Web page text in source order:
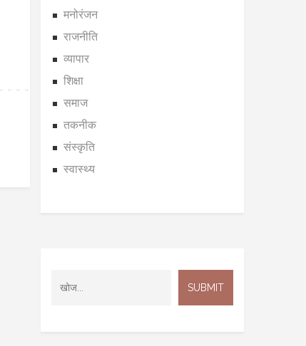
मनोरंजन
राजनीति
व्यापार
शिक्षा
समाज
तकनीक
संस्कृति
स्वास्थ्य